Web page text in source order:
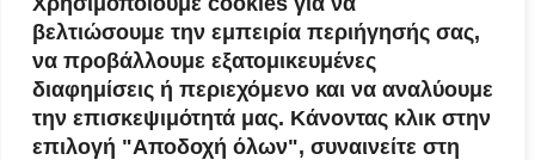
βελτιώσουμε την εμπειρία περιήγησής σας,
να προβάλλουμε εξατομικευμένες
διαφημίσεις ή περιεχόμενο και να αναλύουμε
την επισκεψιμότητά μας. Κάνοντας κλικ στην
επιλογή "Αποδοχή όλων", συναινείτε στη
Επιθυμώ να λαμβάνω ειδοποιήσεις για νέα άρθρα μέσω
email.